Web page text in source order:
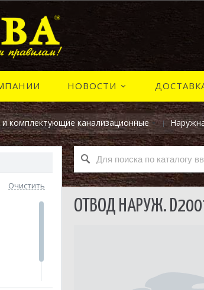
НОВОСТИ
комплектующие канализационные
Очистить
ОТВОД НАРУЖ.